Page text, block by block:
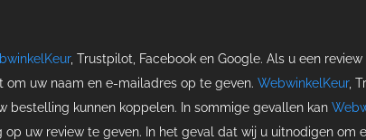
, Trustpilot, Facebook en Google. Als u een
uw naam en e-mailadres op te geven. WebwinkelKeur,
bestelling kunnen koppelen. In sommige gevallen kan
uw review te geven. In het geval dat wij u uitnodigen om